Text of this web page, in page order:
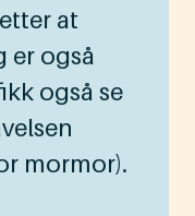
at
er også
også se
mormor).